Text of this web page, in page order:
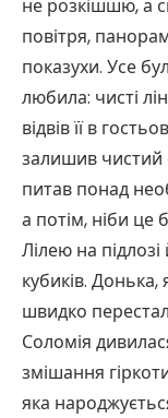
не розкішшю, а
повітря,
показухи. Усе
любила: чисті
відвів її в
залишив чистий
питав понад
а потім, ніби це
Лілею на
кубиків.
швидко
Соломія
змішання
яка